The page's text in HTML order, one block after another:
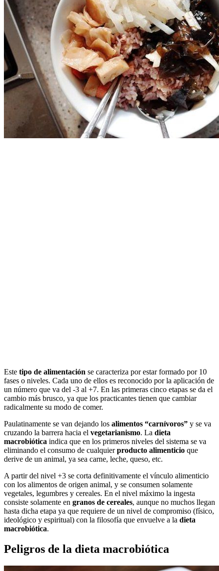
Este tipo de alimentación se caracteriza por estar formado por 10
fases o niveles. Cada uno de ellos es reconocido por la aplicación de
un número que va del -3 al +7. En las primeras cinco etapas se da el
cambio más brusco, ya que los practicantes tienen que cambiar
radicalmente su modo de comer.
Paulatinamente se van dejando los alimentos “carnívoros” y se va
cruzando la barrera hacia el vegetarianismo. La dieta
macrobiótica indica que en los primeros niveles del sistema se va
eliminando el consumo de cualquierproducto alimenticio que
derive de un animal, ya sea carne, leche, queso, etc.
A partir del nivel +3 se corta definitivamente el vínculo alimenticio
con los alimentos de origen animal, y se consumen solamente
vegetales, legumbres y cereales. En el nivel máximo la ingesta
consiste solamente en granos de cereales, aunque no muchos llegan
hasta dicha etapa ya que requiere de un nivel de compromiso (físico,
ideológico y espiritual) con la filosofía que envuelve a la dieta
macrobiótica.
Peligros de la dieta macrobiótica